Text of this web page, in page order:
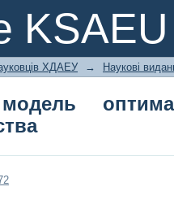
KSAEU
ХДАЕУ → Наукові